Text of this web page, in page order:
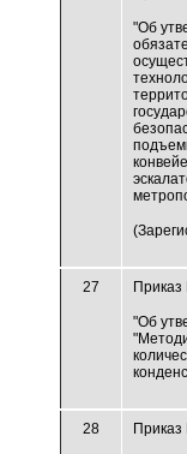
"Об
27 Приказ
"Об
28 Приказ